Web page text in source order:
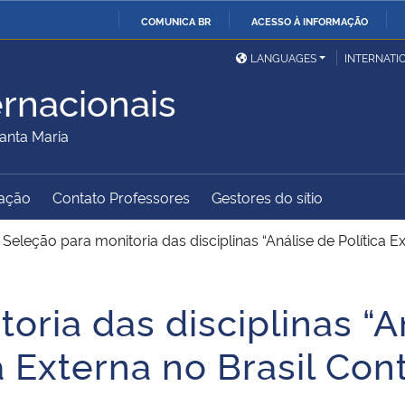
COMUNICA BR ACESSO À INFORMAÇÃO
Ministério da Defesa
Ministério das Relações
Exteriores
Ministério da Cidadania
Ministério do
Desenvolvimento Regional
Controladoria-Geral da
União
Advocacia-Geral da União Banco Central do Brasil
LANGUAGES
Maria
Contato Professores Gestores do sítio
Seleção para monitoria das disciplinas “Análise de Política
das disciplinas
Externa no Brasil